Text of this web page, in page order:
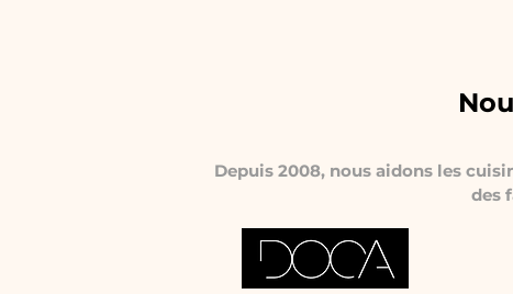
Depuis 2008, nous aidons les
des